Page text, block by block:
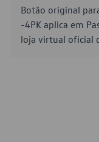
Botão original
-4PK aplica em
loja virtual oficial